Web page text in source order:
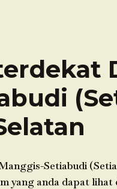
Setiabudi
yang anda dapat lihat